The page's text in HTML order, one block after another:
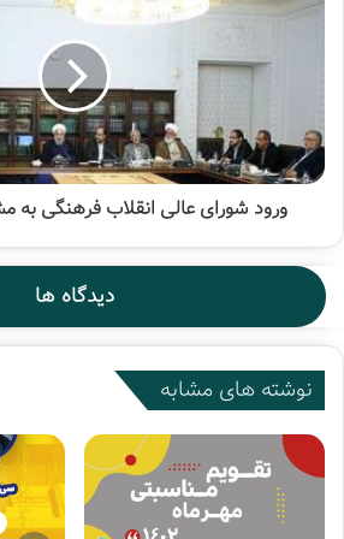
حاج ستار ابراهیمی
دختر شینا
قدم خیر محمدی کنعان
ورود شورای عالی انقلاب فرهنگی به
دیدگاه ها
نوشته های مشابه